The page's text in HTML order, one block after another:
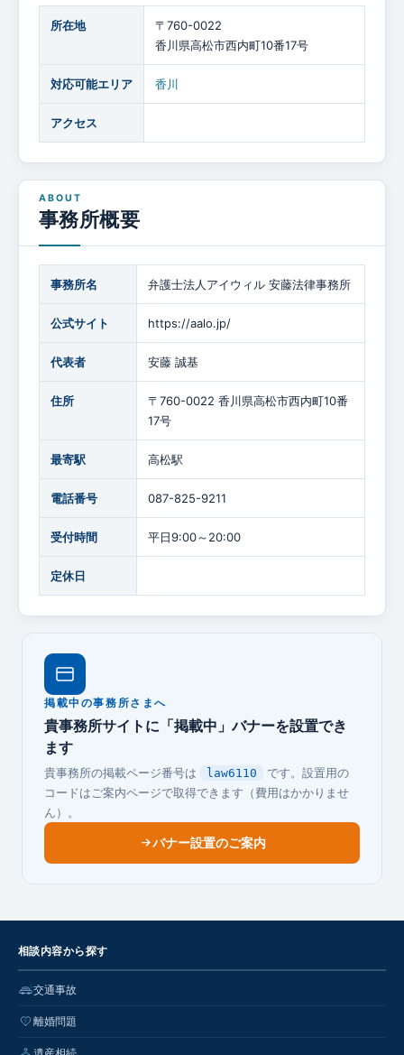
所在地
〒760-0022
香川県高松市西内町10番17号
対応可能エリア 香川
アクセス
事務所概要
事務所名 弁護士法人アイウィル 安藤法律事務所
公式サイト https://aalo.jp/
代表者 安藤 誠基
住所
〒760-0022 香川県高松市西内町10番
17号
最寄駅 高松駅
電話番号 087-825-9211
受付時間 平日9:00～20:00
定休日
掲載中の事務所さまへ
貴事務所サイトに「掲載中」バナーを設置でき
ます
貴事務所の掲載ページ番号は law6110
です。設置用の
コードはご案内ページで取得できます（費用はかかりませ
ん）。
バナー設置のご案内
相談内容から探す
交通事故
離婚問題